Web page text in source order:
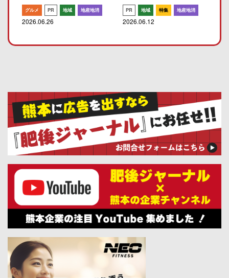
グルメ PR 地域 地産地消
2026.06.26
PR 地域 特集 地産地消
2026.06.12